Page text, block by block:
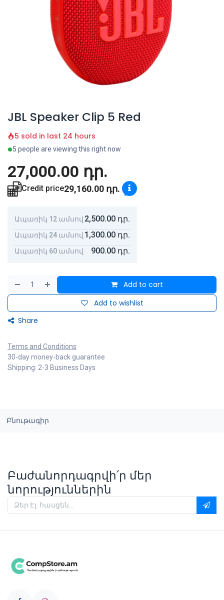
JBL Speaker Clip 5 Red
5 sold in last 24 hours
5 people are viewing this right now
27,000.00 դր.
Credit price29,160.00 դր.
Ապառիկ 12 ամսով 2,500.00 դր.
Ապառիկ 24 ամսով 1,300.00 դր.
Ապառիկ 60 ամսով 900.00 դր.
Add to cart
Add to wishlist
Share
Terms and Conditions
30-day money-back guarantee
Shipping: 2-3 Business Days
Բնութագիր
Բաժանորդագրվի՛ր մեր
նորություններին